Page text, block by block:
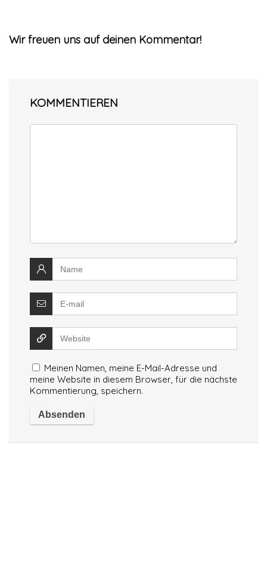
Wir freuen uns auf deinen Kommentar!
KOMMENTIEREN
Meinen Namen, meine E-Mail-Adresse und
meine Website in diesem Browser, für die nächste
Kommentierung, speichern.